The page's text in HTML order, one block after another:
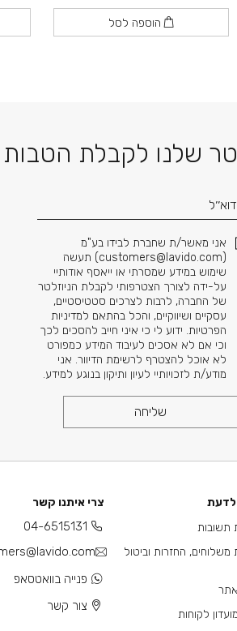
הוספה לסל
שלנו לקבלת
אני מאשר/ת שחברת לבידו בע"מ
(
customers@lavido.com) תעשה
שימוש במידע שמסרתי או ייאסף אודותיי
על-ידה לצורך הצטרפותי לקבלת הניוזלטר
של החברה, לרבות לצרכים סטטיסטיים,
עסקיים ושיווקיים, והכל בהתאם למדיניות
הפרטיות. ידוע לי כי איני חייב להסכים לכך
וכי אם לא אסכים לעיבוד המידע כמפורט
לא אוכל להצטרף לרשימת הדיוור. אני
מודע/ת לזכויותיי לעיון ותיקון בנוגע למידע.
שליחה
לדעת
תשובות
משלוחים, החזרות וביטול
לקוחות
צרי איתנו קשר
04-6515131
פנייה בוואטסאפ
צור קשר